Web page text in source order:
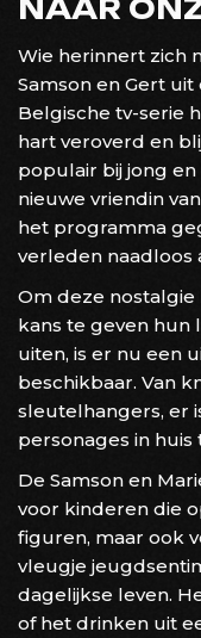
NAAR
Wie herinnert zich
Samson en Gert
Belgische tv-serie
hart veroverd en
populair bij jong
nieuwe vriendin
het programma
verleden naadloos
Om deze
kans te geven hun
uiten, is er nu een
beschikbaar. Van
sleutelhangers, er
personages in huis
De Samson en
voor kinderen die
figuren, maar ook
vleugje
dagelijkse leven.
of het drinken uit